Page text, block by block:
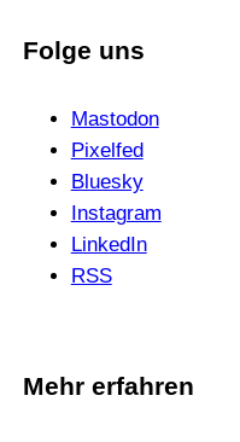
Folge uns
Mastodon
Pixelfed
Bluesky
Instagram
LinkedIn
RSS
Mehr erfahren